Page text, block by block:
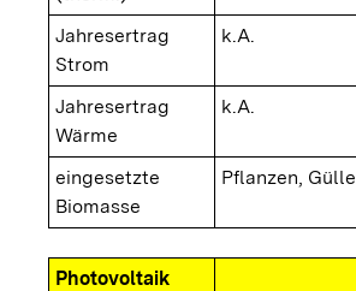
Jahresertrag
Strom
k.A.
Jahresertrag
Wärme
k.A.
eingesetzte
Biomasse
Pflanzen, Gülle
Photovoltaik